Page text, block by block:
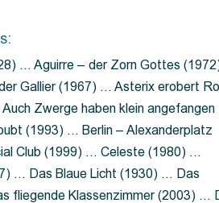
… Aguirre – der Zorn Gottes
Gallier (1967) … Asterix erobert
Zwerge haben klein angefangen
(1993) … Berlin – Alexanderplatz
Club (1999) … Celeste (1980) …
… Das Blaue Licht (1930) … Das
fliegende Klassenzimmer (2003) …